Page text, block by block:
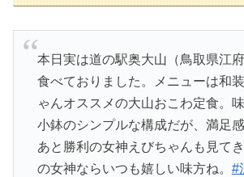
本日実は道の駅奥大山（鳥取県江
食べておりました。メニューは和
ゃんオススメの大山おこわ定食。
小鉢のシンプルな構成だが、満足感
あと勝利の女神えびちゃんも見て
の女神ならいつも嬉しい味方ね。 #